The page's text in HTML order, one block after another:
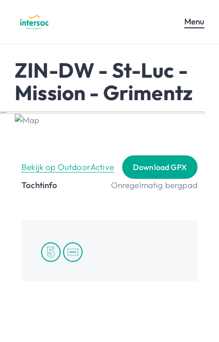
Menu
ZIN-DW - St-Luc -
Mission - Grimentz
Bekijk op OutdoorActive Download GPX
Tochtinfo Onregelmatig bergpad